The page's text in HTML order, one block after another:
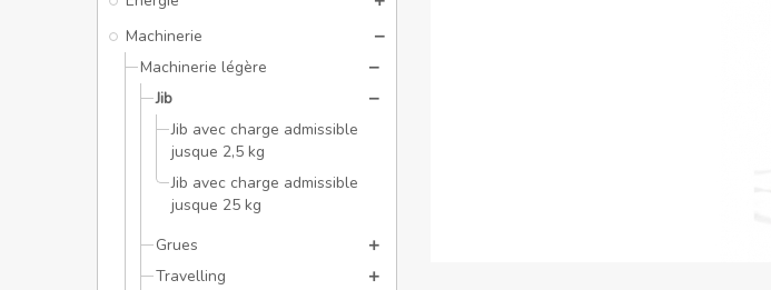
Machinerie
Machinerie légère
Jib
Jib avec charge admissible
jusque 2,5 kg
Jib avec charge admissible
jusque 25 kg
Grues
Travelling